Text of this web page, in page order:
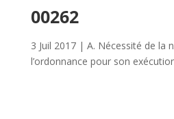
00262
3 Juil 2017| A. Nécessité de la
l’ordonnance pour son